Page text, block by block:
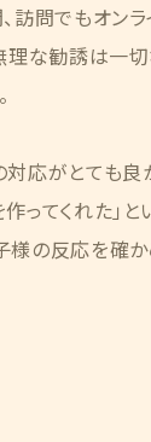
訪問でもオン
理な勧誘は一
応がとても良
ってくれた」
様の反応を確か